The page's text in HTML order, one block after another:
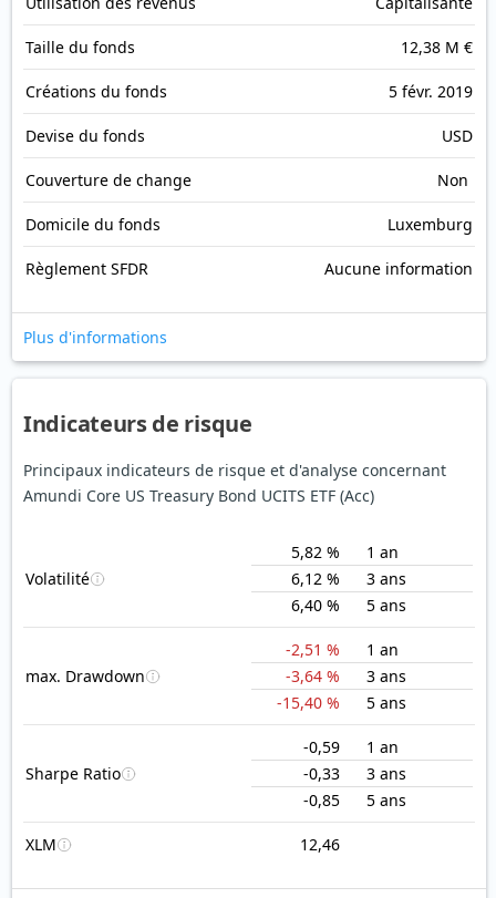
Taille du fonds 12,38 M €
Créations du fonds 5 févr. 2019
Devise du fonds USD
Couverture de change Non
Domicile du fonds Luxemburg
Règlement SFDR Aucune information
Plus d'informations
Indicateurs de risque
Principaux indicateurs de risque et d'analyse concernant
Amundi Core US Treasury Bond UCITS ETF (Acc)
Volatilité
5,82 %
1 an
6,12 %
3 ans
6,40 %
5 ans
max. Drawdown
-2,51 %
1 an
-3,64 %
3 ans
-15,40 %
5 ans
Sharpe Ratio
-0,59
1 an
-0,33
3 ans
-0,85
5 ans
XLM 12,46